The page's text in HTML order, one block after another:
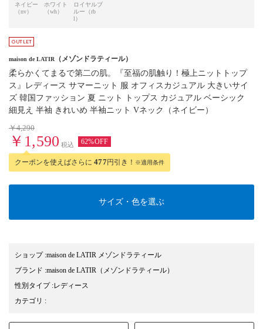
ネイビー
（nv）
ホワイト
（wh）
ロイヤルブ
ルー（rb
l）
maison de LATIR （メゾンドラティール）
柔らかくてまるで第二の肌。『至福の肌触り！極上ニットトップ
ス』レディース サマーニット 服 オフィスカジュアル 大きいサイ
ズ 韓国ファッション 夏 ニット トップス カジュアル ベーシック
細見え 半袖 きれいめ 半袖ニット Vネック（ネイビー）
￥4,290
￥1,590 税込 62%OFF
クーポンを使えばさらに 477円引き！ ※適用条件
サイズ・色を選ぶ
ショップ:maison de LATIR メゾンドラティール
ブランド :maison de LATIR （メゾンドラティール）
性別タイプ:レディース
カテゴリ :